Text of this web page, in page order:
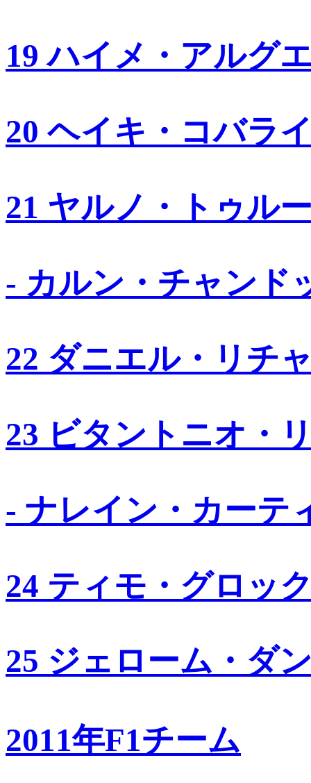
19 ハイメ・アルグ
20 ヘイキ・コバラ
21 ヤルノ・トゥル
- カルン・チャンド
22 ダニエル・リチ
23 ビタントニオ・
- ナレイン・カーテ
24 ティモ・グロッ
25 ジェローム・ダ
2011年F1チーム